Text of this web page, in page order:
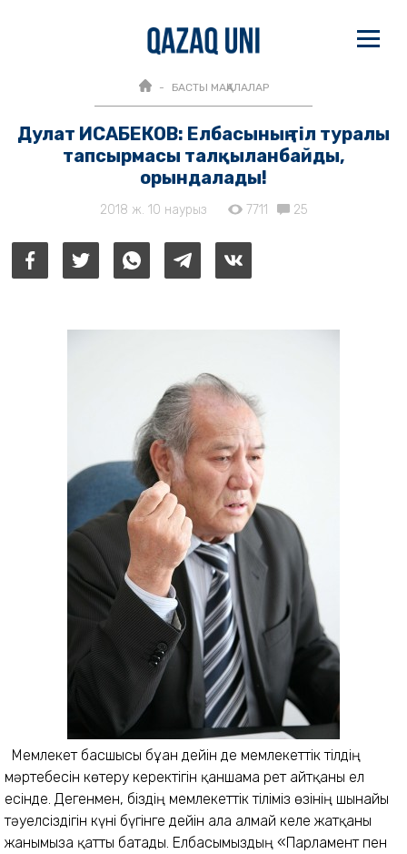
БАСТЫ МАҚАЛАЛАР
Дулат ИСАБЕКОВ: Елбасының тіл туралы
тапсырмасы талқыланбайды,
орындалады!
2018 ж. 10 наурыз 7711 25
Мемлекет басшысы бұған дейін де мемлекеттік тілдің
мәртебесін көтеру ке­ре­ктігін қаншама рет айтқаны ел
есінде. Дегенмен, біздің мемлекеттік тіліміз өзінің шынайы
тәуелсіздігін күні бүгінге дейін ала алмай келе жатқаны
жанымызға қатты батады. Елбасымыздың «Парламент пен